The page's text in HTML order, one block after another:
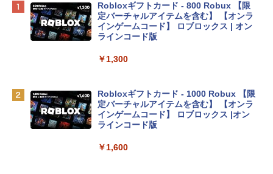
Apple 2026 MacBook Neo A18 Proチッ
プ搭載13インチノートブック：AIとAppl
e Intelligenceのために設計、Liquid Ret
inaディスプレイ、8GBユニファイドメモ
eTime HDカメラ - インディゴ
tomtoc 360°保護 15.6 16インチ パソコ
ンケース Dell NEC Lavie ASUS HP dyna
Robloxギフトカード - 800 Robux 【限
定バーチャルアイテムを含む】 【オンラ
インゲームコード】 ロブロックス | オン
ラインコード版
￥1,300
Robloxギフトカード - 1000 Robux 【限
定バーチャルアイテムを含む】 【オンラ
インゲームコード】 ロブロックス |オン
ラインコード版
￥1,600